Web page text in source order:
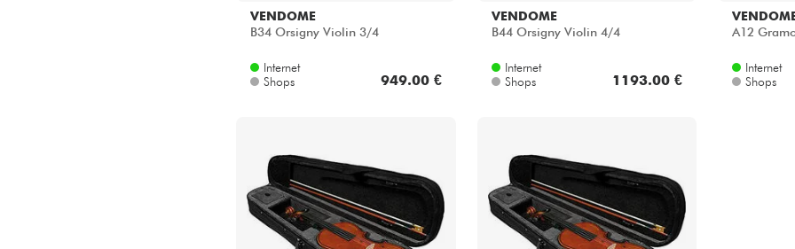
VENDOME
B34 Orsigny Violin 3/4
Internet
Shops
949.00 €
VENDOME
B44 Orsigny Violin 4/4
Internet
Shops
1193.00 €
A12
Internet
Shops